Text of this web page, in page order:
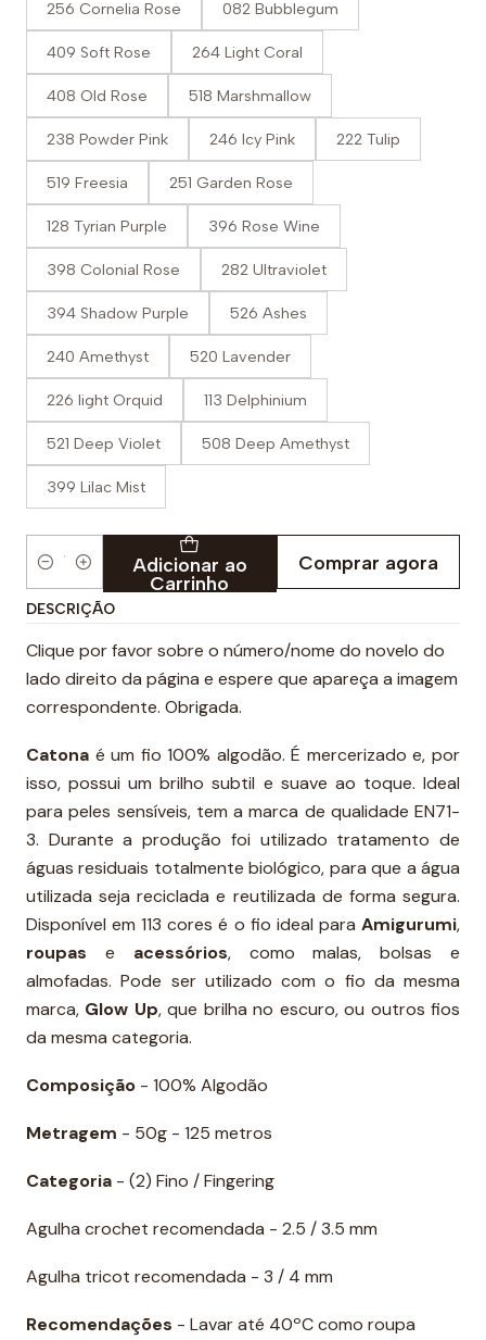
256 Cornelia Rose 082 Bubblegum
409 Soft Rose 264 Light Coral
408 Old Rose 518 Marshmallow
238 Powder Pink 246 Icy Pink 222 Tulip
519 Freesia 251 Garden Rose
128 Tyrian Purple 396 Rose Wine
398 Colonial Rose 282 Ultraviolet
394 Shadow Purple 526 Ashes
240 Amethyst 520 Lavender
226 Iight Orquid 113 Delphinium
521 Deep Violet 508 Deep Amethyst
399 Lilac Mist
Quantidade
Adicionar ao
Carrinho
Comprar agora
DESCRIÇÃO
Clique por favor sobre o número/nome do novelo do
lado direito da página e espere que apareça a imagem
correspondente. Obrigada.
Catona é um fio 100% algodão. É mercerizado e, por
isso, possui um brilho subtil e suave ao toque. Ideal
para peles sensíveis, tem a marca de qualidade EN71-
3. Durante a produção foi utilizado tratamento de
águas residuais totalmente biológico, para que a água
utilizada seja reciclada e reutilizada de forma segura.
Disponível em 113 cores é o fio ideal para Amigurumi,
roupas e acessórios, como malas, bolsas e
almofadas. Pode ser utilizado com o fio da mesma
marca, Glow Up, que brilha no escuro, ou outros fios
da mesma categoria.
Composição - 100% Algodão
Metragem - 50g - 125 metros
Categoria - (2) Fino / Fingering
Agulha crochet recomendada - 2.5 / 3.5 mm
Agulha tricot recomendada - 3 / 4 mm
Recomendações - Lavar até 40ºC como roupa